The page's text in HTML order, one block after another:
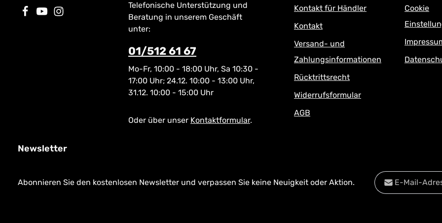
Telefonische Unterstützung und
Beratung in unserem Geschäft
unter:
01/512 61 67
Mo-Fr, 10:00 - 18:00 Uhr, Sa 10:30 -
17:00 Uhr; 24.12. 10:00 - 13:00 Uhr,
31.12. 10:00 - 15:00 Uhr
Oder über unser Kontaktformular.
Kontakt für Händler
Kontakt
Versand- und
Zahlungsinformationen
Rücktrittsrecht
Widerrufsformular
AGB
Cookie
Newsletter
Abonnieren Sie den kostenlosen Newsletter und verpassen Sie keine Neuigkeit oder Aktion.
E-Mail-Adresse*